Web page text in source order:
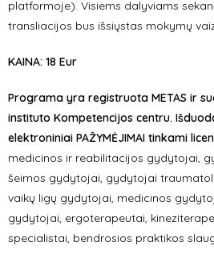
platformoje). Visiems dalyviams
transliacijos bus išsiųstas mokymų
KAINA: 18 Eur
Programa yra registruota METAS ir
instituto Kompetencijos centru.
elektroniniai PAŽYMĖJIMAI tinkami
medicinos ir reabilitacijos gydytojai,
šeimos gydytojai, gydytojai
vaikų ligų gydytojai, medicinos
gydytojai, ergoterapeutai,
specialistai, bendrosios praktikos